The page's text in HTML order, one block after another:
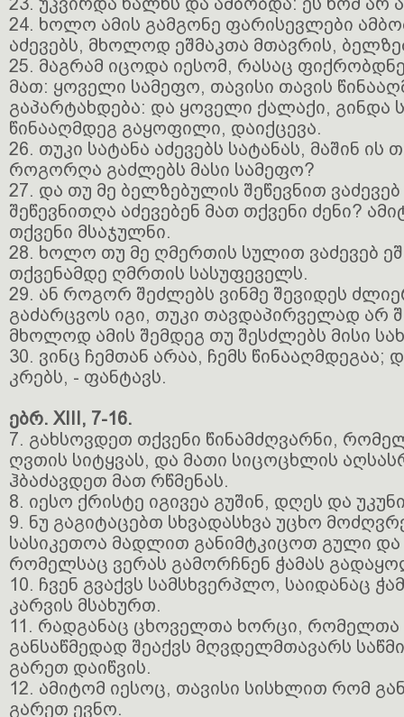
24. ხოლო ამის გამგონე ფარისევლები
აძევებს, მხოლოდ ეშმაკთა მთავრის,
25. მაგრამ იცოდა იესომ, რასაც
მათ: ყოველი სამეფო, თავისი თავის
გაპარტახდება: და ყოველი ქალაქი, გინდა
წინააღმდეგ გაყოფილი, დაიქცევა.
26. თუკი სატანა აძევებს სატანას, მაშინ ის
როგორღა გაძლებს მასი სამეფო?
27. და თუ მე ბელზებულის შეწევნით ვაძევებ
შეწევნითღა აძევებენ მათ თქვენი ძენი?
თქვენი მსაჯულნი.
28. ხოლო თუ მე ღმერთის სულით ვაძევებ
თქვენამდე ღმრთის სასუფეველს.
29. ან როგორ შეძლებს ვინმე შევიდეს
გაძარცვოს იგი, თუკი თავდაპირველად არ
მხოლოდ ამის შემდეგ თუ შესძლებს მისი
30. ვინც ჩემთან არაა, ჩემს წინააღმდეგაა;
კრებს, - ფანტავს.
ებრ. XIII, 7-16.
7. გახსოვდეთ თქვენი წინამძღვარნი,
ღვთის სიტყვას, და მათი სიცოცხლის
ჰბაძავდეთ მათ რწმენას.
8. იესო ქრისტე იგივეა გუშინ, დღეს და
9. ნუ გაგიტაცებთ სხვადასხვა უცხო
სასიკეთოა მადლით განიმტკიცოთ გული
რომელსაც ვერას გამორჩნენ ჭამას
10. ჩვენ გვაქვს სამსხვერპლო, საიდანაც
კარვის მსახურთ.
11. რადგანაც ცხოველთა ხორცი, რომელთა
განსაწმედად შეაქვს მღვდელმთავარს
გარეთ დაიწვის.
12. ამიტომ იესოც, თავისი სისხლით რომ
გარეთ ევნო.